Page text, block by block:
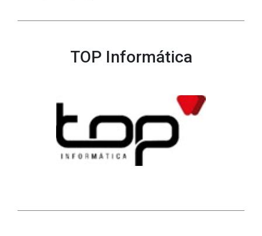
TOP Informática